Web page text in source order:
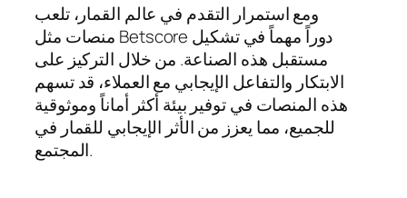
ومع استمرار التقدم في عالم القمار، تلعب
منصات مثل Betscore دوراً مهماً في تشكيل
مستقبل هذه الصناعة. من خلال التركيز على
الابتكار والتفاعل الإيجابي مع العملاء، قد تسهم
هذه المنصات في توفير بيئة أكثر أماناً وموثوقية
للجميع، مما يعزز من الأثر الإيجابي للقمار في
المجتمع.